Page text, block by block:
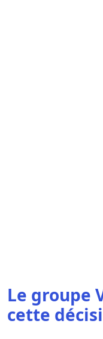
Le groupe
cette